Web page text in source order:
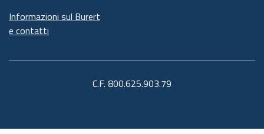
Informazioni sul Burert
e contatti
C.F. 800.625.903.79